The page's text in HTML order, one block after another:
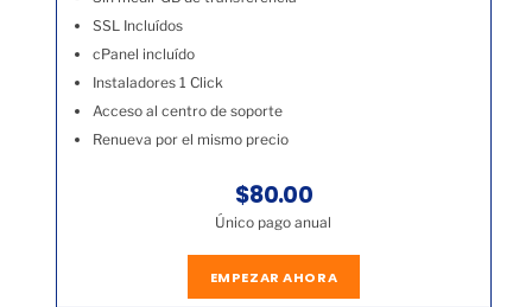
SSL Incluídos
cPanel incluído
Instaladores 1 Click
Acceso al centro de soporte
Renueva por el mismo precio
$80.00
Único pago anual
EMPEZAR AHORA